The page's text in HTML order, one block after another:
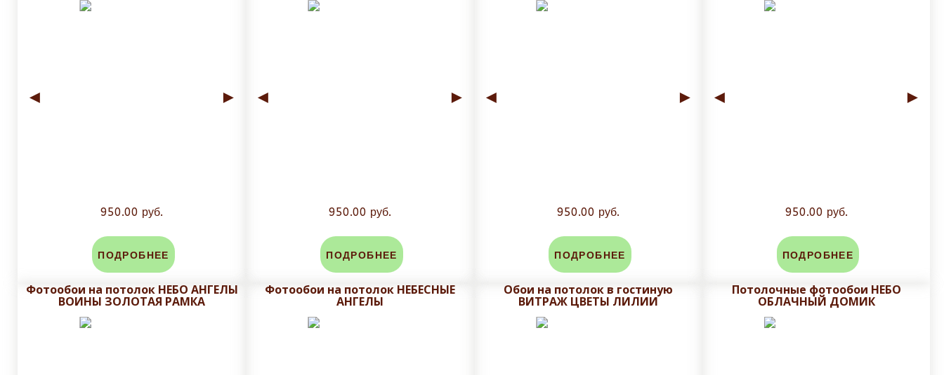
◄ ►
950.00 руб.
ПОДРОБНЕЕ
◄ ►
950.00 руб.
ПОДРОБНЕЕ
◄ ►
950.00 руб.
ПОДРОБНЕЕ
◄ ►
950.00 руб.
ПОДРОБНЕЕ
Фотообои на потолок НЕБО АНГЕЛЫ
ВОИНЫ ЗОЛОТАЯ РАМКА
Фотообои на потолок НЕБЕСНЫЕ
АНГЕЛЫ
Обои на потолок в гостиную
ВИТРАЖ ЦВЕТЫ ЛИЛИИ
Потолочные фотообои НЕБО
ОБЛАЧНЫЙ ДОМИК